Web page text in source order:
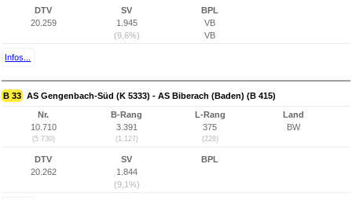
DTV
20.259
SV
1.945
(9,6%)
BPL
VB
VB
Infos...
B 33 AS Gengenbach-Süd (K 5333) - AS Biberach (Baden) (B 415)
Nr.
10.710
(5.730)
B-Rang
3.391
(1.127)
L-Rang
375
(228)
Land
BW
DTV
20.262
SV
1.844
(9,1%)
BPL